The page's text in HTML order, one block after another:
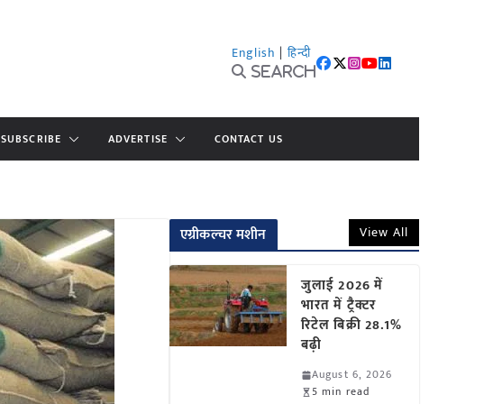
English | हिन्दी
Search
SUBSCRIBE ADVERTISE CONTACT US
एग्रीकल्चर मशीन View All
जुलाई 2026 में
भारत में ट्रैक्टर
रिटेल बिक्री 28.1%
बढ़ी
August 6, 2026
5 min read